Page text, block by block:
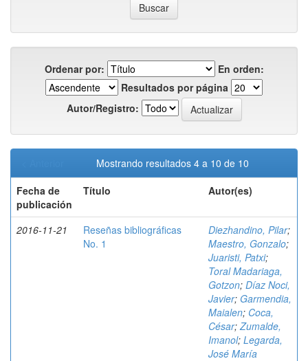
Ordenar por:
En orden:
Resultados por página
Autor/Registro:
Mostrando resultados 4 a 10 de 10
Fecha de
publicación
Título Autor(es)
2016-11-21
Reseñas bibliográficas
No. 1
Diezhandino, Pilar;
Maestro, Gonzalo;
Juaristi, Patxi;
Toral Madariaga,
Gotzon; Díaz Noci,
Javier; Garmendia,
Maialen; Coca,
César;Zumalde,
Imanol; Legarda,
José María